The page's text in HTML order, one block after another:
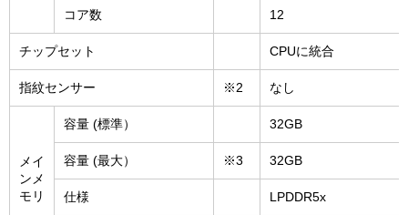
コア数 12
チップセット CPUに統合
指紋センサー ※2 なし
メイ
ンメ
モリ
容量 (標準） 32GB
容量 (最大） ※3 32GB
仕様 LPDDR5x